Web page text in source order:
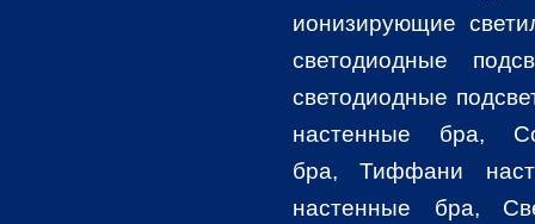
ионизирующие
светодиодные
светодиодные
настенные бра,
бра, Тиффани
настенные бра,